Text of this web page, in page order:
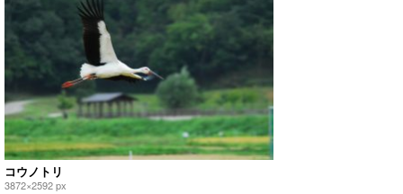
コウノトリ
3872×2592 px